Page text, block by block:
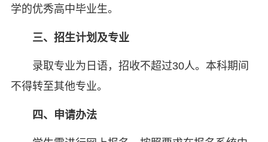
学的优秀高中毕业生。
三、 招生计划及专业
录取专业为日语，招收不超过30人。本科期间
不得转至其他专业。
四、 申请办法